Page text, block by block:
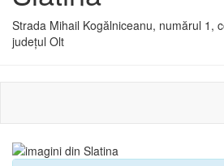
Strada Mihail Kogălniceanu, numărul 1,
județul Olt